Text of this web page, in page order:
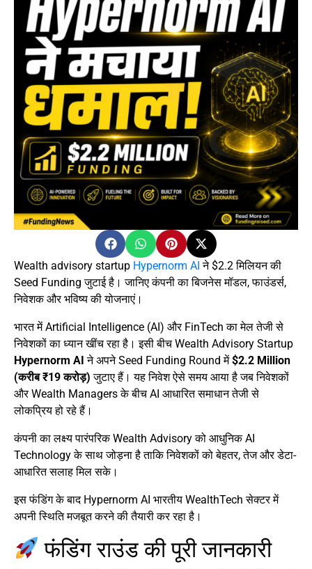
Wealth advisory startup Hypernorm AI ने $2.2 मिलियन की
Seed Funding जुटाई है। जानिए कंपनी का बिजनेस मॉडल, फाउंडर्स,
निवेशक और भविष्य की योजनाएं।
भारत में Artificial Intelligence (AI) और FinTech का मेल तेजी से
निवेशकों का ध्यान खींच रहा है। इसी बीच Wealth Advisory Startup
Hypernorm AI ने अपने Seed Funding Round में$2.2 Million
(करीब ₹19 करोड़) जुटाए हैं। यह निवेश ऐसे समय आया है जब निवेशकों
और Wealth Managers के बीच AI आधारित समाधान तेजी से
लोकप्रिय हो रहे हैं।
कंपनी का लक्ष्य पारंपरिक Wealth Advisory को आधुनिक AI
Technology के साथ जोड़ना है ताकि निवेशकों को बेहतर, तेज और डेटा-
आधारित सलाह मिल सके।
इस फंडिंग के बाद Hypernorm AI भारतीय WealthTech सेक्टर में
अपनी स्थिति मजबूत करने की तैयारी कर रहा है।
फंडिंग राउंड की पूरी जानकारी